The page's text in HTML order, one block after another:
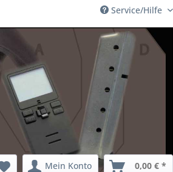
Service/Hilfe
Mein Konto 0,00 € *